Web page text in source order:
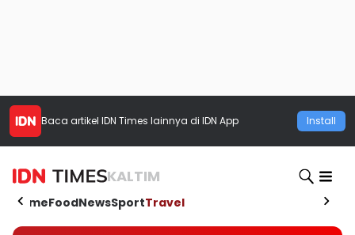
Baca artikel IDN Times lainnya di IDN App Install
KALTIM
HomeFoodNewsSportTravel